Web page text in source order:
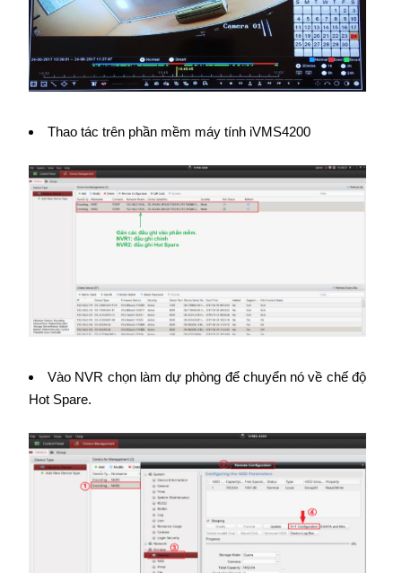
Thao tác trên phần mềm máy tính iVMS4200
Vào NVR chọn làm dự phòng để chuyển nó về chế độ
Hot Spare.